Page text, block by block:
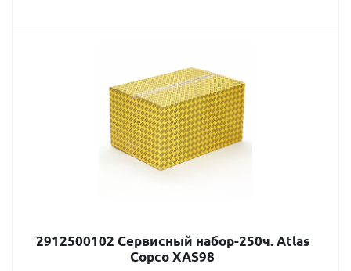
2912500102 Сервисный набор-250ч. Atlas
Сopco XAS98